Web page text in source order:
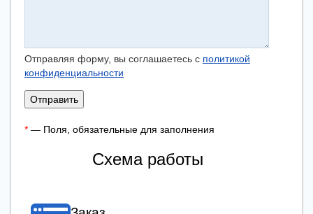
Отправляя форму, вы соглашаетесь с политикой
конфиденциальности
Отправить
* — Поля, обязательные для заполнения
Схема работы